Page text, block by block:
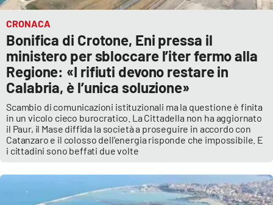
CRONACA
Bonifica di Crotone, Eni pressa il
ministero per sbloccare l’iter fermo alla
Regione: «I rifiuti devono restare in
Calabria, è l’unica soluzione»
Scambio di comunicazioni istituzionali ma la questione è finita
in un vicolo cieco burocratico. La Cittadella non ha aggiornato
il Paur, il Mase diffida la società a proseguire in accordo con
Catanzaro e il colosso dell’energia risponde che impossibile. E
i cittadini sono beffati due volte